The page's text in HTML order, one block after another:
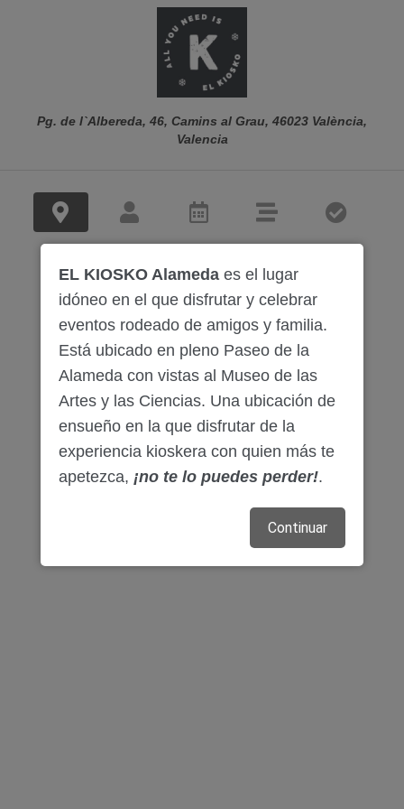
Pg. de l`Albereda, 46, Camins al Grau, 46023 València,
Valencia
EL KIOSKO Alamedaes el lugar
idóneo en el que disfrutar y celebrar
eventos rodeado de amigos y familia.
Está ubicado en pleno Paseo de la
Alameda con vistas al Museo de las
Artes y las Ciencias. Una ubicación de
ensueño en la que disfrutar de la
experiencia kioskera con quien más te
apetezca, ¡no te lo puedes perder!.
Continuar